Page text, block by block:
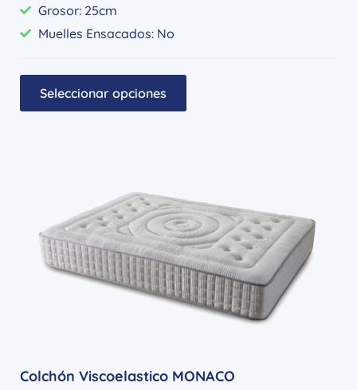
Grosor: 25cm
Muelles Ensacados: No
Seleccionar opciones
Colchón Viscoelastico MONACO